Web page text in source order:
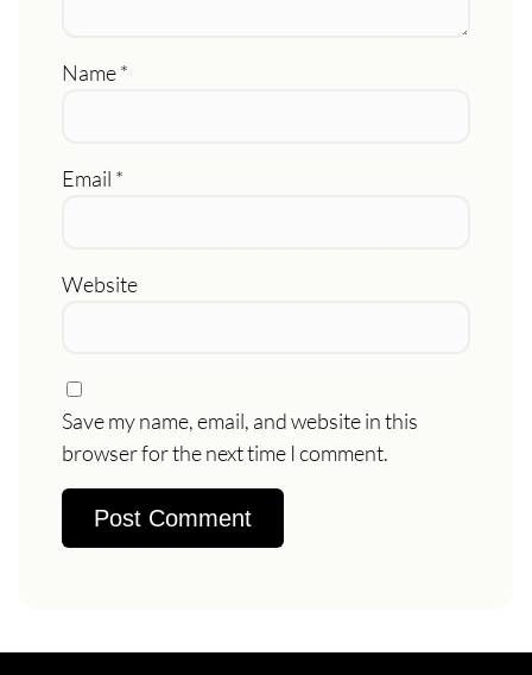
Name*
Email *
Website
Save my name, email, and website in this
browser for the next time I comment.